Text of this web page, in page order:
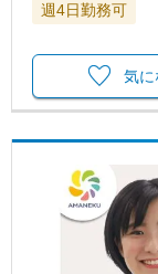
週4日勤務可
気に